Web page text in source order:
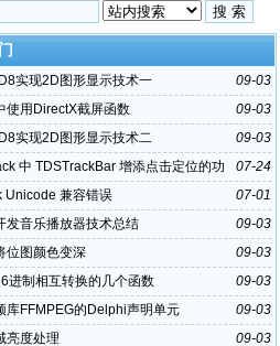
09-03
实现2D图形显示技术一
09-03
使用DirectX截屏函数
09-03
实现2D图形显示技术二
07-24
中 TDSTrackBar 增添点击定位的功
07-01
Unicode 兼容错误
09-03
发音乐播放器技术总结
09-03
位图颜色变深
09-03
进制相互转换的几个函数
09-03
库FFMPEG的Delphi声明单元
09-03
亮度处理